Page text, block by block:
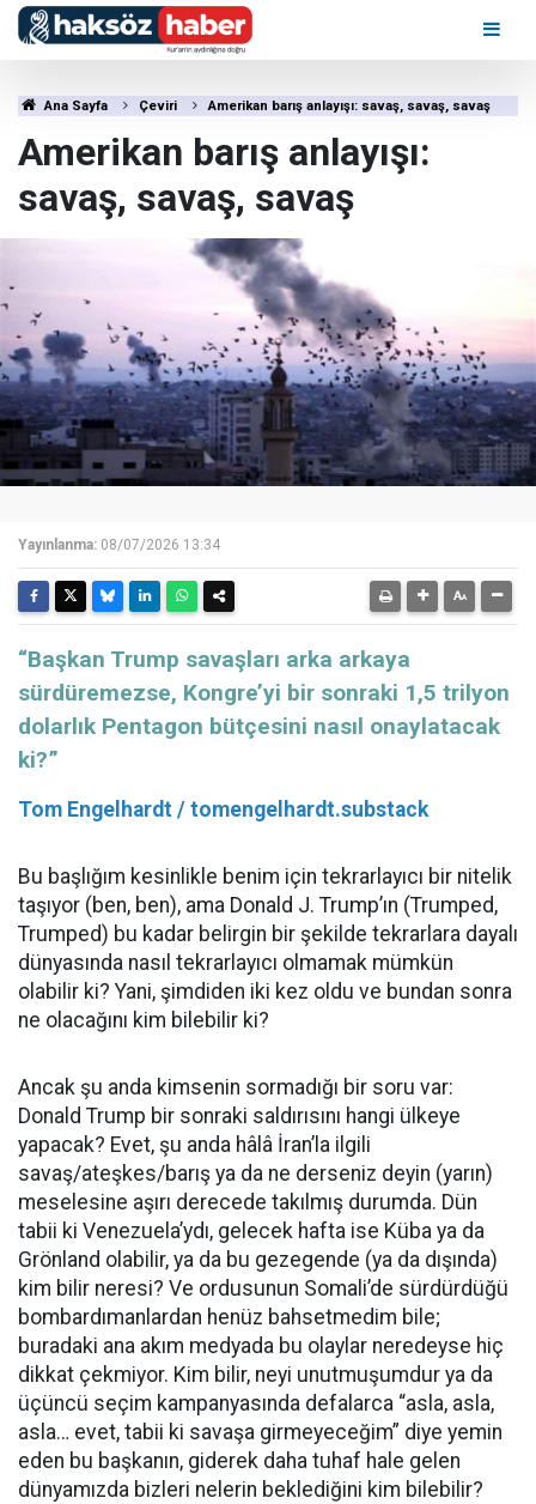
Ana Sayfa Çeviri Amerikan barış anlayışı: savaş, savaş, savaş
Amerikan barış anlayışı:
savaş, savaş, savaş
Yayınlanma: 08/07/2026 13:34
“Başkan Trump savaşları arka arkaya
sürdüremezse, Kongre’yi bir sonraki 1,5 trilyon
dolarlık Pentagon bütçesini nasıl onaylatacak
ki?”
Tom Engelhardt / tomengelhardt.substack
Bu başlığım kesinlikle benim için tekrarlayıcı bir nitelik
taşıyor (ben, ben), ama Donald J. Trump’ın (Trumped,
Trumped) bu kadar belirgin bir şekilde tekrarlara dayalı
dünyasında nasıl tekrarlayıcı olmamak mümkün
olabilir ki? Yani, şimdiden iki kez oldu ve bundan sonra
ne olacağını kim bilebilir ki?
Ancak şu anda kimsenin sormadığı bir soru var:
Donald Trump bir sonraki saldırısını hangi ülkeye
yapacak? Evet, şu anda hâlâ İran’la ilgili
savaş/ateşkes/barış ya da ne derseniz deyin (yarın)
meselesine aşırı derecede takılmış durumda. Dün
tabii ki Venezuela’ydı, gelecek hafta ise Küba ya da
Grönland olabilir, ya da bu gezegende (ya da dışında)
kim bilir neresi? Ve ordusunun Somali’de sürdürdüğü
bombardımanlardan henüz bahsetmedim bile;
buradaki ana akım medyada bu olaylar neredeyse hiç
dikkat çekmiyor. Kim bilir, neyi unutmuşumdur ya da
üçüncü seçim kampanyasında defalarca “asla, asla,
asla… evet, tabii ki savaşa girmeyeceğim” diye yemin
eden bu başkanın, giderek daha tuhaf hale gelen
dünyamızda bizleri nelerin beklediğini kim bilebilir?